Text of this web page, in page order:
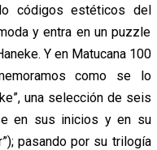
códigos estéticos del
y entra en un puzzle
Y en Matucana 100
como se lo
una selección de seis
en sus inicios y en su
pasando por su trilogía